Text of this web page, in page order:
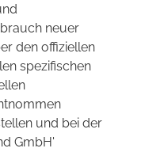
neuer
den offiziellen
spezifischen
und bei der
GmbH'